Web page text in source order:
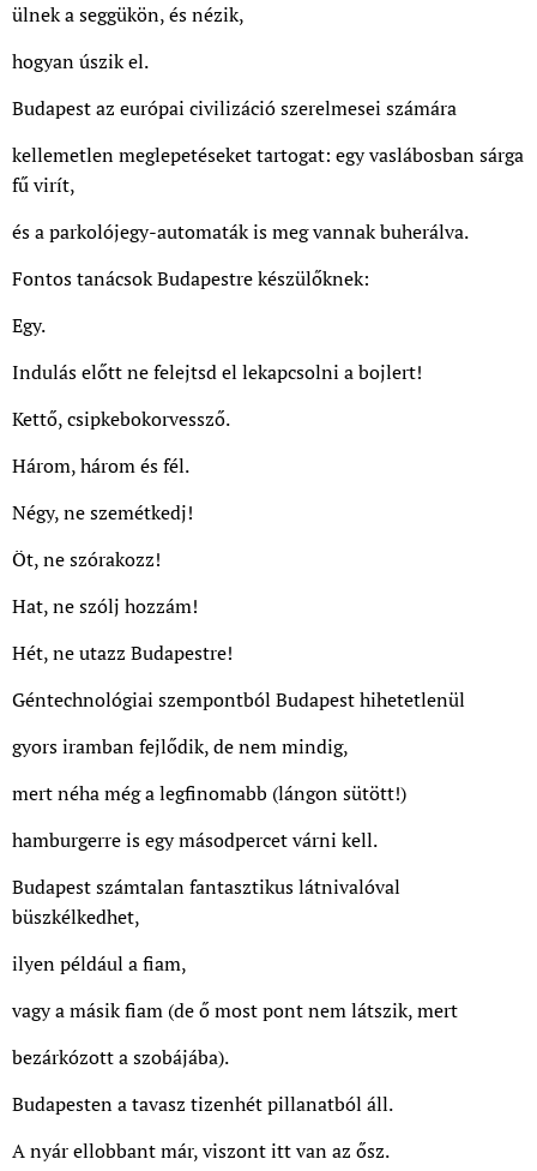
ülnek a seggükön, és nézik,
hogyan úszik el.
Budapest az európai civilizáció szerelmesei számára
kellemetlen meglepetéseket tartogat: egy vaslábosban sárga
fű virít,
és a parkolójegy-automaták is meg vannak buherálva.
Fontos tanácsok Budapestre készülőknek:
Egy.
Indulás előtt ne felejtsd el lekapcsolni a bojlert!
Kettő, csipkebokorvessző.
Három, három és fél.
Négy, ne szemétkedj!
Öt, ne szórakozz!
Hat, ne szólj hozzám!
Hét, ne utazz Budapestre!
Géntechnológiai szempontból Budapest hihetetlenül
gyors iramban fejlődik, de nem mindig,
mert néha még a legfinomabb (lángon sütött!)
hamburgerre is egy másodpercet várni kell.
Budapest számtalan fantasztikus látnivalóval
büszkélkedhet,
ilyen például a fiam,
vagy a másik fiam (de ő most pont nem látszik, mert
bezárkózott a szobájába).
Budapesten a tavasz tizenhét pillanatból áll.
A nyár ellobbant már, viszont itt van az ősz.